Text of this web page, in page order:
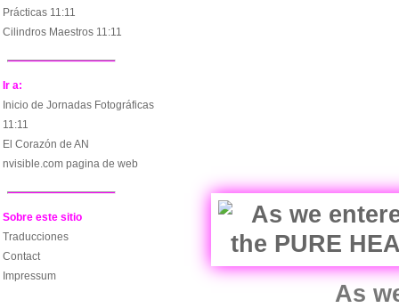
As
Prácticas 11:11
Cilindros Maestros 11:11
Ir a:
Inicio de Jornadas Fotográficas
11:11
El Corazón de AN
nvisible.com pagina de web
Sobre este sitio
Traducciones
Contact
Impressum